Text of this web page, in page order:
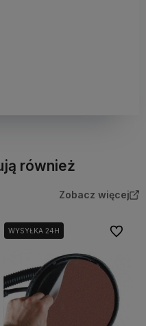
również
Zobacz więcej
WYSYŁKA 24H Do